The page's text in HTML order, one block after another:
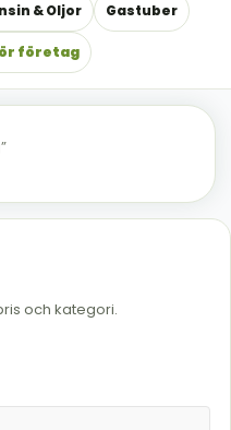
& Oljor Gastuber
företag
och kategori.